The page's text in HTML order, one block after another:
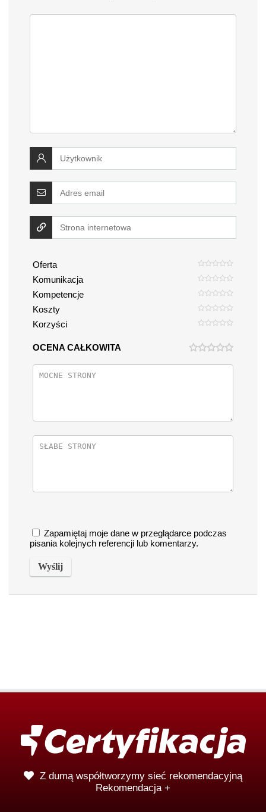
Oferta
Komunikacja
Kompetencje
Koszty
Korzyści
OCENA CAŁKOWITA
Zapamiętaj moje dane w przeglądarce podczas
pisania kolejnych referencji lub komentarzy.
Z dumą współtworzymy sieć rekomendacyjną
Rekomendacja +